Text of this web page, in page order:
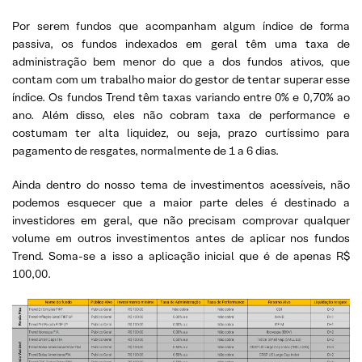
Por serem fundos que acompanham algum índice de forma
passiva, os fundos indexados em geral têm uma taxa de
administração bem menor do que a dos fundos ativos, que
contam com um trabalho maior do gestor de tentar superar esse
índice. Os fundos Trend têm taxas variando entre 0% e 0,70% ao
ano. Além disso, eles não cobram taxa de performance e
costumam ter alta liquidez, ou seja, prazo curtíssimo para
pagamento de resgates, normalmente de 1 a 6 dias.
Ainda dentro do nosso tema de investimentos acessíveis, não
podemos esquecer que a maior parte deles é destinado a
investidores em geral, que não precisam comprovar qualquer
volume em outros investimentos antes de aplicar nos fundos
Trend. Soma-se a isso a aplicação inicial que é de apenas R$
100,00.